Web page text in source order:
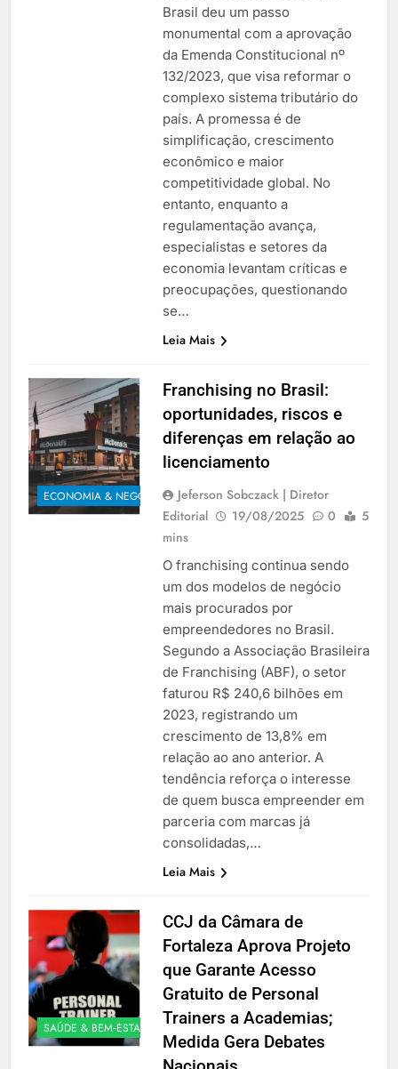
Brasil deu um passo
monumental com a aprovação
da Emenda Constitucional nº
132/2023, que visa reformar o
complexo sistema tributário do
país. A promessa é de
simplificação, crescimento
econômico e maior
competitividade global. No
entanto, enquanto a
regulamentação avança,
especialistas e setores da
economia levantam críticas e
preocupações, questionando
se…
Leia Mais
ECONOMIA & NEGÓCIOS
Franchising no Brasil:
oportunidades, riscos e
diferenças em relação ao
licenciamento
Jeferson Sobczack | Diretor
Editorial
19/08/2025 0
5
mins
O franchising continua sendo
um dos modelos de negócio
mais procurados por
empreendedores no Brasil.
Segundo a Associação Brasileira
de Franchising (ABF), o setor
faturou R$ 240,6 bilhões em
2023, registrando um
crescimento de 13,8% em
relação ao ano anterior. A
tendência reforça o interesse
de quem busca empreender em
parceria com marcas já
consolidadas,…
Leia Mais
SAÚDE & BEM‑ESTAR
CCJ da Câmara de
Fortaleza Aprova Projeto
que Garante Acesso
Gratuito de Personal
Trainers a Academias;
Medida Gera Debates